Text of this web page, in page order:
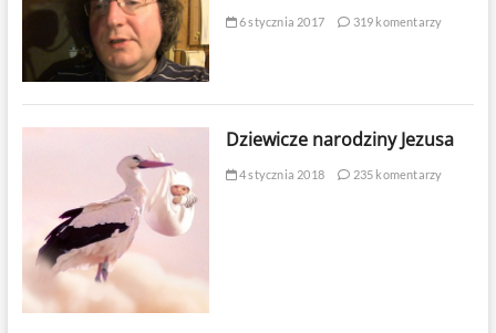
6 stycznia 2017 319 komentarzy
Dziewicze narodziny Jezusa
4 stycznia 2018 235 komentarzy